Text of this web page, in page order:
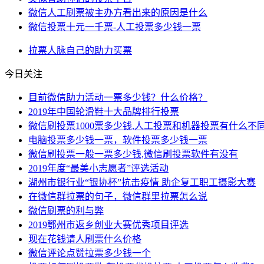
微信人工刷票被主办方看出来的原因是什么
微信投票十元一千票-人工投票多少钱一票
拉票人脉自己的助力买票
今日关注
目前微信助力活动一票多少钱？什么价格？
2019年中国轮滑鞋十大品牌排行投票
微信刷投票1000票多少钱,人工投票和机器投票有什么不
电脑投票多少钱一票，软件投票多少钱一票
微信刷投票一般一票多少钱,微信刷投票软件有没有
2019年度“最美小志愿者”评选活动
湖州市银行业“银协杯”抗击疫情 助企复工职工摄影大赛
在微信群拉票的句子，微信群里拉票怎么说
微信刷票的利与弊
2019鄂州市返乡创业大赛优秀项目评选
现在花钱请人刷票什么价格
微信评论点赞拉票多少钱一个